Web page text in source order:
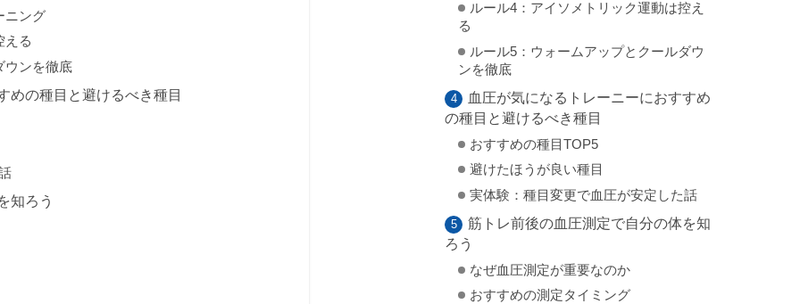
ニング
える
ウンを徹底
めの種目と避けるべき種目
知ろう
ルール4：アイソメトリック運動は控え
る
ルール5：ウォームアップとクールダウ
ンを徹底
血圧が気になるトレーニーにおすすめ
の種目と避けるべき種目
おすすめの種目TOP5
避けたほうが良い種目
実体験：種目変更で血圧が安定した話
筋トレ前後の血圧測定で自分の体を知
ろう
なぜ血圧測定が重要なのか
おすすめの測定タイミング